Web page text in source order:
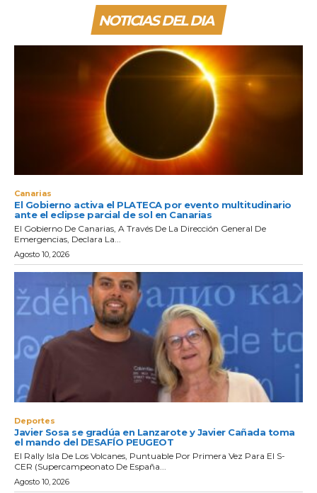
NOTICIAS DEL DIA
Canarias
El Gobierno activa el PLATECA por evento multitudinario
ante el eclipse parcial de sol en Canarias
El Gobierno De Canarias, A Través De La Dirección General De
Emergencias, Declara La...
Agosto 10, 2026
Deportes
Javier Sosa se gradúa en Lanzarote y Javier Cañada toma
el mando del DESAFÍO PEUGEOT
El Rally Isla De Los Volcanes, Puntuable Por Primera Vez Para El S-
CER (Supercampeonato De España...
Agosto 10, 2026